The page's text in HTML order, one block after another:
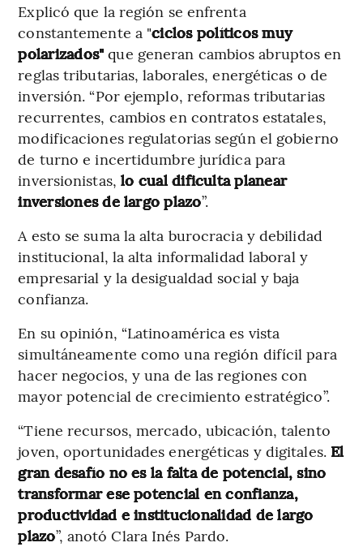
Explicó que la región se enfrenta
constantemente a "ciclos políticos muy
polarizados" que generan cambios abruptos en
reglas tributarias, laborales, energéticas o de
inversión. “Por ejemplo, reformas tributarias
recurrentes, cambios en contratos estatales,
modificaciones regulatorias según el gobierno
de turno e incertidumbre jurídica para
inversionistas, lo cual dificulta planear
inversiones de largo plazo”.
A esto se suma la alta burocracia y debilidad
institucional, la alta informalidad laboral y
empresarial y la desigualdad social y baja
confianza.
En su opinión, “Latinoamérica es vista
simultáneamente como una región difícil para
hacer negocios, y una de las regiones con
mayor potencial de crecimiento estratégico”.
“Tiene recursos, mercado, ubicación, talento
joven, oportunidades energéticas y digitales. El
gran desafío no es la falta de potencial, sino
transformar ese potencial en confianza,
productividad e institucionalidad de largo
plazo”, anotó Clara Inés Pardo.